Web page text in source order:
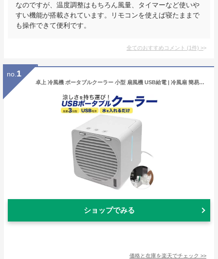
なのですが、温度調整はもちろん風量、タイマーなど使いや
すい機能が搭載されています。リモコンを使えば寝たままで
も操作できて便利です。
全てのおすすめコメント (1件) >
no. 1
卓上 冷風機 ポータブルクーラー 小型 扇風機 USB給電 | 冷風扇 簡易エアコン コンパクト 携帯クーラー 車中泊 キャンプ 車 氷 水 静音 オフィス 寝室
ショップでみる
価格と在庫を楽天でチェック >>